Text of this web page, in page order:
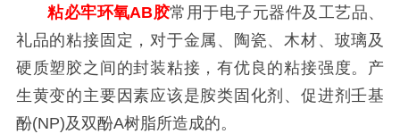
粘必牢环氧AB胶常用于电子元器件及工艺品、
礼品的粘接固定，对于金属、陶瓷、木材、玻璃及
硬质塑胶之间的封装粘接，有优良的粘接强度。产
生黄变的主要因素应该是胺类固化剂、促进剂壬基
酚(NP)及双酚A树脂所造成的。